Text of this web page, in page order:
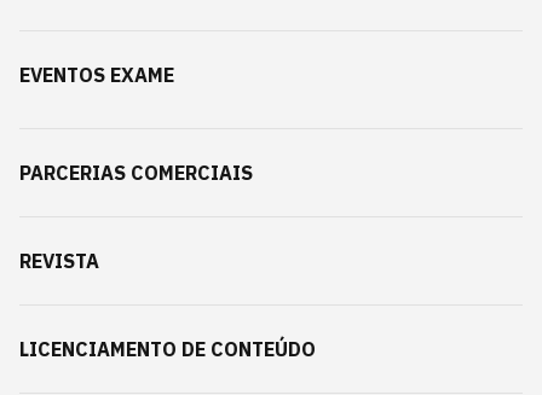
EVENTOS EXAME
PARCERIAS COMERCIAIS
REVISTA
LICENCIAMENTO DE CONTEÚDO